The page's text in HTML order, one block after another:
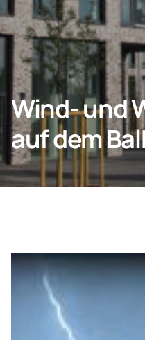
Privatkunden
Unternehmen
KONTAKT
Wind- und
auf dem